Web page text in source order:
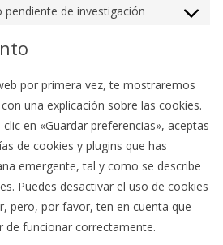
various-
service
pendiente de investigación
Consent
varios
por primera vez, te mostraremos
una explicación sobre las cookies.
en «Guardar preferencias», aceptas
de cookies y plugins que has
emergente, tal y como se describe
Puedes desactivar el uso de cookies
pero, por favor, ten en cuenta que
de funcionar correctamente.